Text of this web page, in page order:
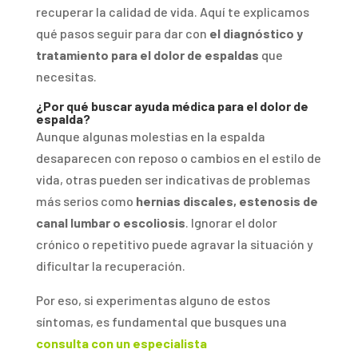
recuperar la calidad de vida. Aquí te explicamos
qué pasos seguir para dar con el diagnóstico y
tratamiento para el dolor de espaldas que
necesitas.
¿Por qué buscar ayuda médica para el dolor de
espalda?
Aunque algunas molestias en la espalda
desaparecen con reposo o cambios en el estilo de
vida, otras pueden ser indicativas de problemas
más serios como hernias discales, estenosis de
canal lumbar o escoliosis. Ignorar el dolor
crónico o repetitivo puede agravar la situación y
dificultar la recuperación.
Por eso, si experimentas alguno de estos
síntomas, es fundamental que busques una
consulta con un especialista